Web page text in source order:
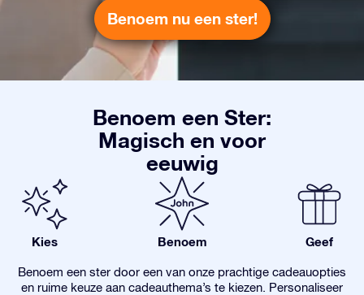
Benoem nu een ster!
Benoem een Ster:
Magisch en voor
eeuwig
Kies Benoem Geef
Benoem een ster door een van onze prachtige cadeauopties
en ruime keuze aan cadeauthema’s te kiezen. Personaliseer